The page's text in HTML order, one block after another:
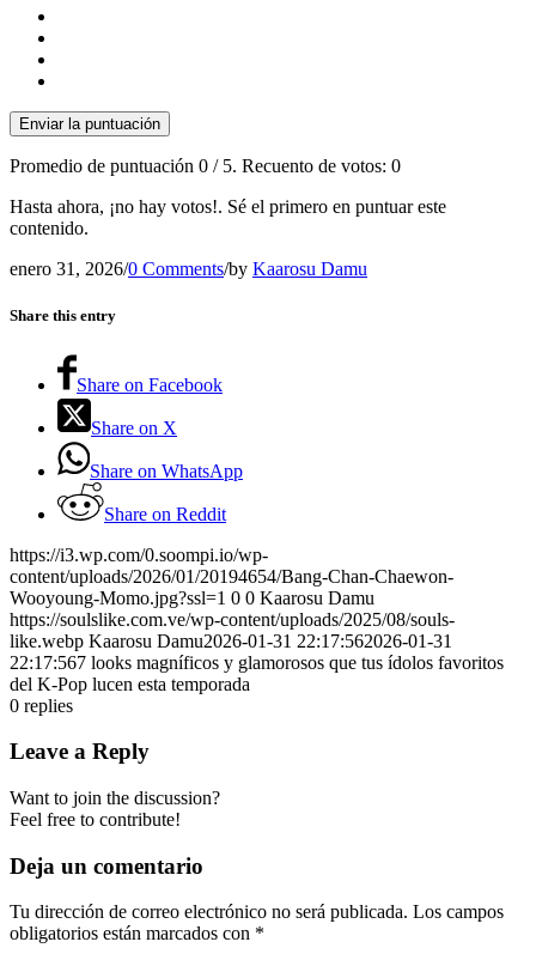
Enviar la puntuación
Promedio de puntuación 0 / 5. Recuento de votos: 0
Hasta ahora, ¡no hay votos!. Sé el primero en puntuar este
contenido.
enero 31, 2026/0 Comments/by Kaarosu Damu
Share this entry
Share on Facebook
Share on X
Share on WhatsApp
Share on Reddit
https://i3.wp.com/0.soompi.io/wp-
content/uploads/2026/01/20194654/Bang-Chan-Chaewon-
Wooyoung-Momo.jpg?ssl=1 0 0 Kaarosu Damu
https://soulslike.com.ve/wp-content/uploads/2025/08/souls-
like.webp Kaarosu Damu2026-01-31 22:17:562026-01-31
22:17:567 looks magníficos y glamorosos que tus ídolos favoritos
del K-Pop lucen esta temporada
0 replies
Leave a Reply
Want to join the discussion?
Feel free to contribute!
Deja un comentario
Tu dirección de correo electrónico no será publicada. Los campos
obligatorios están marcados con *